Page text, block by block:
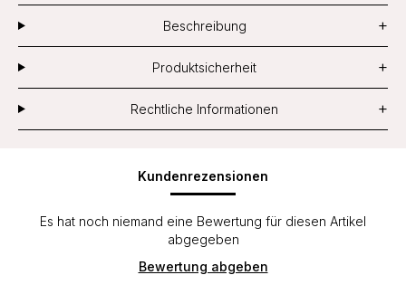
Beschreibung +
Produktsicherheit +
Rechtliche Informationen +
Kundenrezensionen
Es hat noch niemand eine Bewertung für diesen Artikel
abgegeben
Bewertung abgeben